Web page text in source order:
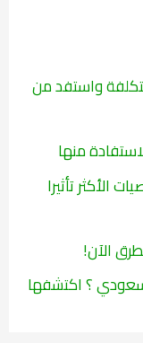
واستفد من
منها
الأكثر تأثيرا
الآن!
؟ اكتشفها